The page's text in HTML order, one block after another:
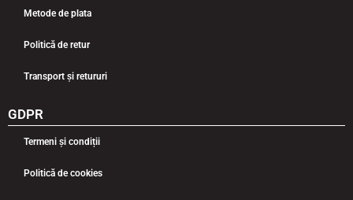
Metode de plata
Politică de retur
Transport și retururi
GDPR
Termeni și condiții
Politică de cookies